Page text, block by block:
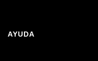
AYUDA